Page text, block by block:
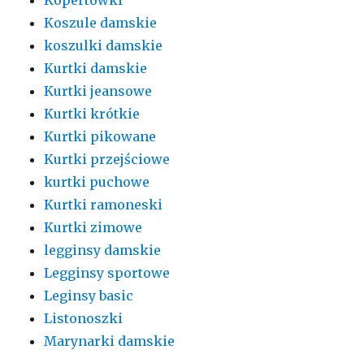
Koszule damskie
koszulki damskie
Kurtki damskie
Kurtki jeansowe
Kurtki krótkie
Kurtki pikowane
Kurtki przejściowe
kurtki puchowe
Kurtki ramoneski
Kurtki zimowe
legginsy damskie
Legginsy sportowe
Leginsy basic
Listonoszki
Marynarki damskie